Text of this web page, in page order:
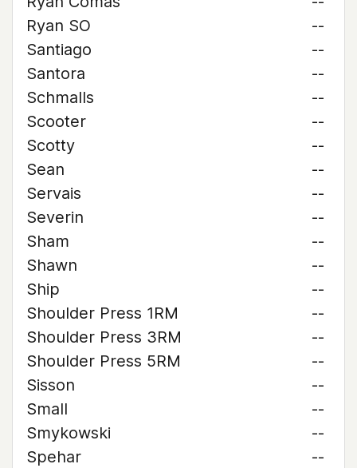
Ryan SO
--
Santiago
--
Santora
--
Schmalls
--
Scooter
--
Scotty
--
Sean
--
Servais
--
Severin
--
Sham
--
Shawn
--
Ship
--
Shoulder Press 1RM
--
Shoulder Press 3RM
--
Shoulder Press 5RM
--
Sisson
--
Small
--
Smykowski
--
Spehar
--